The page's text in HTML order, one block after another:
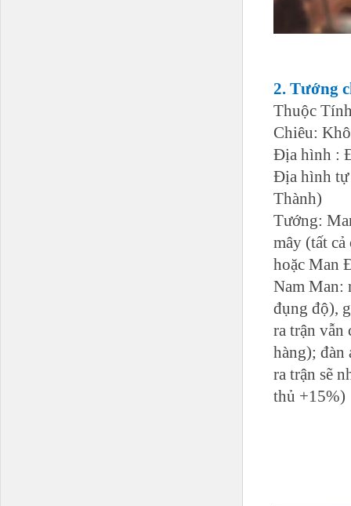
2. Tướng
Thuộc
Chiêu:
Địa hình :
Địa hình tự
Thành)
Tướng:
mây (tất
hoặc Man
Nam Man:
đụng độ),
ra trận vẫn
hàng); đàn
ra trận sẽ
thủ +15%)